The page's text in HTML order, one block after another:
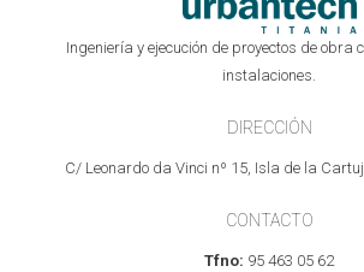
Ingeniería y ejecución de proyectos de obra
instalaciones.
DIRECCIÓN
C/ Leonardo da Vinci nº 15, Isla de la
CONTACTO
Tfno: 95 463 05 62